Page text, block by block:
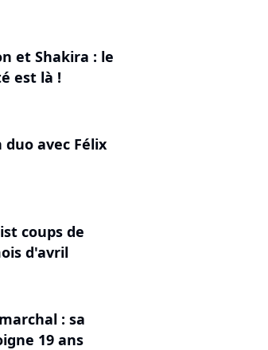
et Shakira : le
est là !
avec Félix
coups de
d'avril
: sa
19 ans